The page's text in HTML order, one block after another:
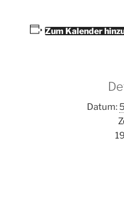
Zum Kalender
Datum: